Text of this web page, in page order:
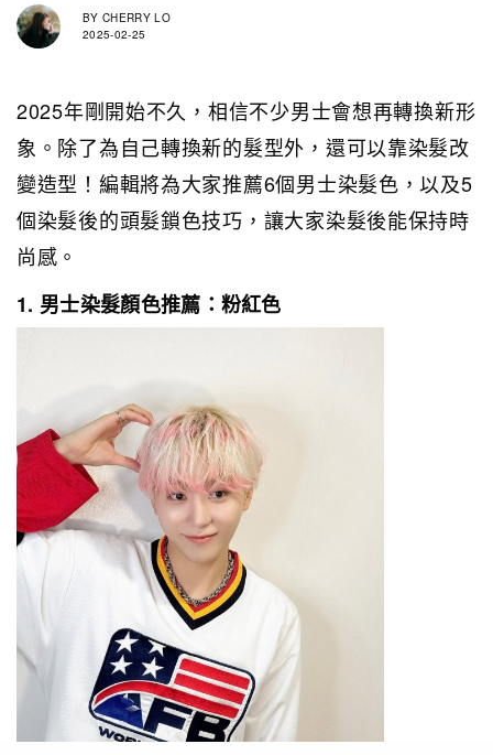
BY CHERRY LO
2025-02-25
2025年剛開始不久，相信不少男士會想再轉換新形
象。除了為自己轉換新的髮型外，還可以靠染髮改
變造型！編輯將為大家推薦6個男士染髮色，以及5
個染髮後的頭髮鎖色技巧， 讓大家染髮後能保持時
尚感 。
1. 男士染髮顏色推薦：粉紅色